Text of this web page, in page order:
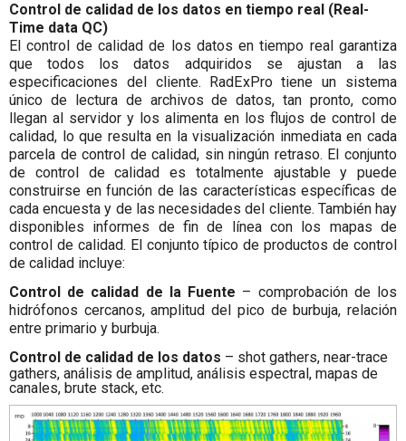
Control de calidad de los datos en tiempo real (Real-
Time data QC)
El control de calidad de los datos en tiempo real garantiza
que todos los datos adquiridos se ajustan a las
especificaciones del cliente. RadExPro tiene un sistema
único de lectura de archivos de datos, tan pronto, como
llegan al servidor y los alimenta en los flujos de control de
calidad, lo que resulta en la visualización inmediata en cada
parcela de control de calidad, sin ningún retraso. El conjunto
de control de calidad es totalmente ajustable y puede
construirse en función de las características específicas de
cada encuesta y de las necesidades del cliente. También hay
disponibles informes de fin de línea con los mapas de
control de calidad. El conjunto típico de productos de control
de calidad incluye:
Control de calidad de la Fuente – comprobación de los
hidrófonos cercanos, amplitud del pico de burbuja, relación
entre primario y burbuja.
Control de calidad de los datos – shot gathers, near-trace
gathers, análisis de amplitud, análisis espectral, mapas de
canales, brute stack, etc.